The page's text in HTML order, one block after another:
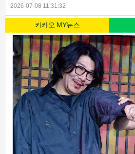
2026-07-08 11:31:32
카카오 MY뉴스